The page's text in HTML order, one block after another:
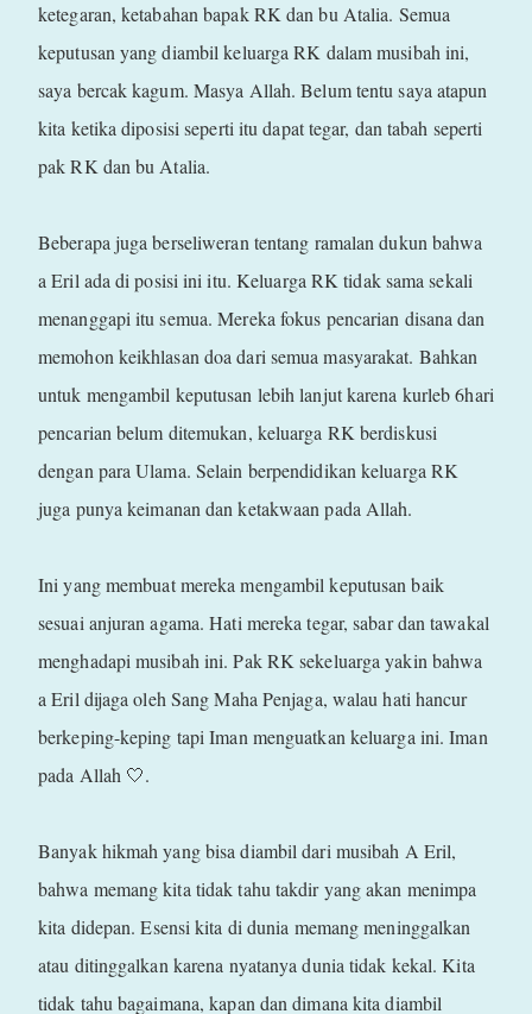
ketegaran, ketabahan bapak RK dan bu Atalia. Semua
keputusan yang diambil keluarga RK dalam musibah ini,
saya bercak kagum. Masya Allah. Belum tentu saya atapun
kita ketika diposisi seperti itu dapat tegar, dan tabah seperti
pak RK dan bu Atalia.
Beberapa juga berseliweran tentang ramalan dukun bahwa
a Eril ada di posisi ini itu. Keluarga RK tidak sama sekali
menanggapi itu semua. Mereka fokus pencarian disana dan
memohon keikhlasan doa dari semua masyarakat. Bahkan
untuk mengambil keputusan lebih lanjut karena kurleb 6hari
pencarian belum ditemukan, keluarga RK berdiskusi
dengan para Ulama. Selain berpendidikan keluarga RK
juga punya keimanan dan ketakwaan pada Allah.
Ini yang membuat mereka mengambil keputusan baik
sesuai anjuran agama. Hati mereka tegar, sabar dan tawakal
menghadapi musibah ini. Pak RK sekeluarga yakin bahwa
a Eril dijaga oleh Sang Maha Penjaga, walau hati hancur
berkeping-keping tapi Iman menguatkan keluarga ini. Iman
pada Allah 🤍.
Banyak hikmah yang bisa diambil dari musibah A Eril,
bahwa memang kita tidak tahu takdir yang akan menimpa
kita didepan. Esensi kita di dunia memang meninggalkan
atau ditinggalkan karena nyatanya dunia tidak kekal. Kita
tidak tahu bagaimana, kapan dan dimana kita diambil